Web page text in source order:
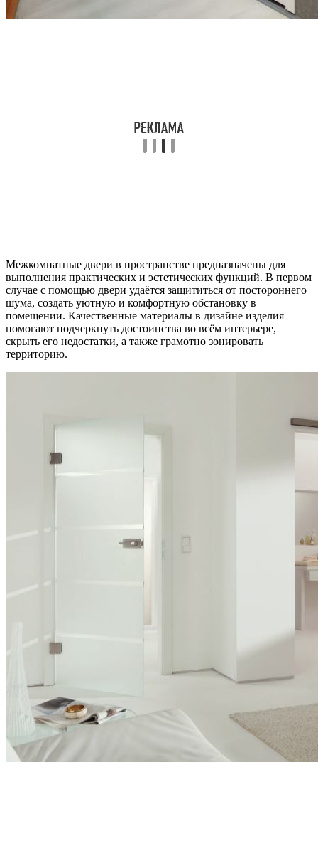
Межкомнатные двери в пространстве предназначены для
выполнения практических и эстетических функций. В первом
случае с помощью двери удаётся защититься от постороннего
шума, создать уютную и комфортную обстановку в
помещении. Качественные материалы в дизайне изделия
помогают подчеркнуть достоинства во всём интерьере,
скрыть его недостатки, а также грамотно зонировать
территорию.